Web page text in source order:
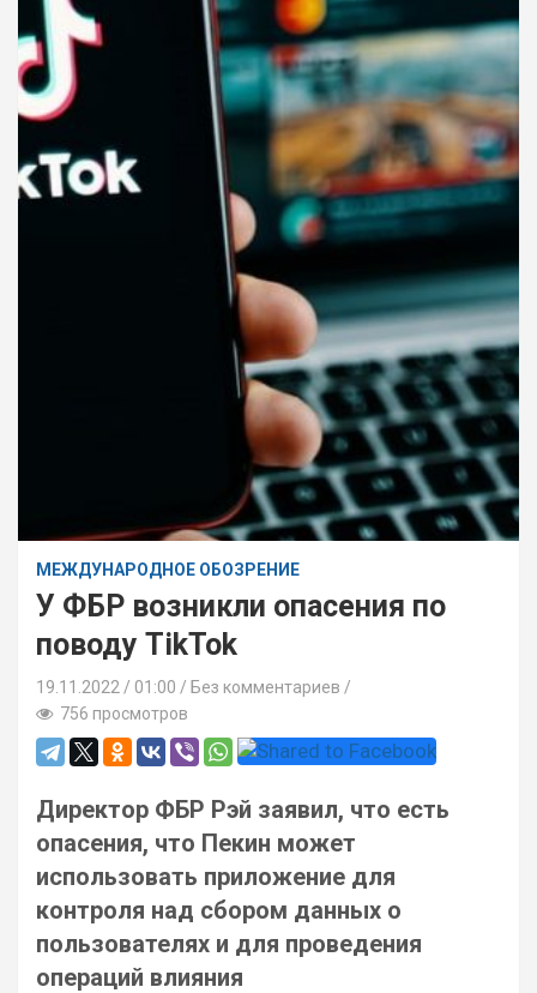
МЕЖДУНАРОДНОЕ ОБОЗРЕНИЕ
У ФБР возникли опасения по
поводу TikTok
19.11.2022 01:00 / Без комментариев
756 просмотров
Директор ФБР Рэй заявил, что есть
опасения, что Пекин может
использовать приложение для
контроля над сбором данных о
пользователях и для проведения
операций влияния